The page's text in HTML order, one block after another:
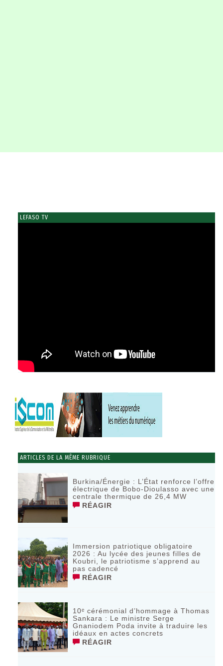
LEFASO TV
ARTICLES DE LA MÊME RUBRIQUE
Burkina/Énergie : L’État renforce l’offre
électrique de Bobo-Dioulasso avec une
centrale thermique de 26,4 MW
RÉAGIR
Immersion patriotique obligatoire
2026 : Au lycée des jeunes filles de
Koubri, le patriotisme s’apprend au
pas cadencé
RÉAGIR
10ᵉ cérémonial d’hommage à Thomas
Sankara : Le ministre Serge
Gnaniodem Poda invite à traduire les
idéaux en actes concrets
RÉAGIR